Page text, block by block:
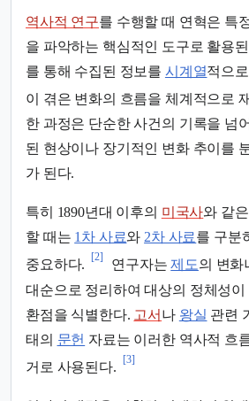
역사적 연구를 수행할 때 연혁은 특
을 파악하는 핵심적인 도구로 활용
를 통해 수집된 정보를 시계열적으
이 겪은 변화의 흐름을 체계적으로
한 과정은 단순한 사건의 기록을 넘
된 현상이나 장기적인 변화 추이를
가 된다.
특히 1890년대 이후의 미국사와 같
할 때는 1차 사료와 2차 사료를 구분
중요하다.
[2]
연구자는제도의 변화
대순으로 정리하여 대상의 정체성이
환점을 식별한다. 고서 나 왕실 관련
태의 문헌 자료는 이러한 역사적 흐
거로 사용된다.
[3]